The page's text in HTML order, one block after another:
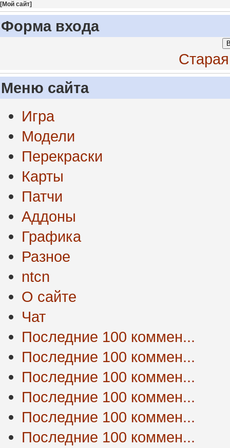
[Мой сайт]
Форма входа
Меню сайта
Игра
Модели
Перекраски
Карты
Патчи
Аддоны
Графика
Разное
ntcn
О сайте
Чат
Последние 100 коммен...
Последние 100 коммен...
Последние 100 коммен...
Последние 100 коммен...
Последние 100 коммен...
Последние 100 коммен...